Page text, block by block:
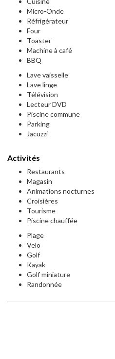
Micro-Onde
Réfrigérateur
Four
Toaster
Machine à café
BBQ
Lave vaisselle
Lave linge
Télévision
Lecteur DVD
Piscine commune
Parking
Jacuzzi
Activités
Restaurants
Magasin
Animations nocturnes
Croisières
Tourisme
Piscine chauffée
Plage
Velo
Golf
Kayak
Golf miniature
Randonnée